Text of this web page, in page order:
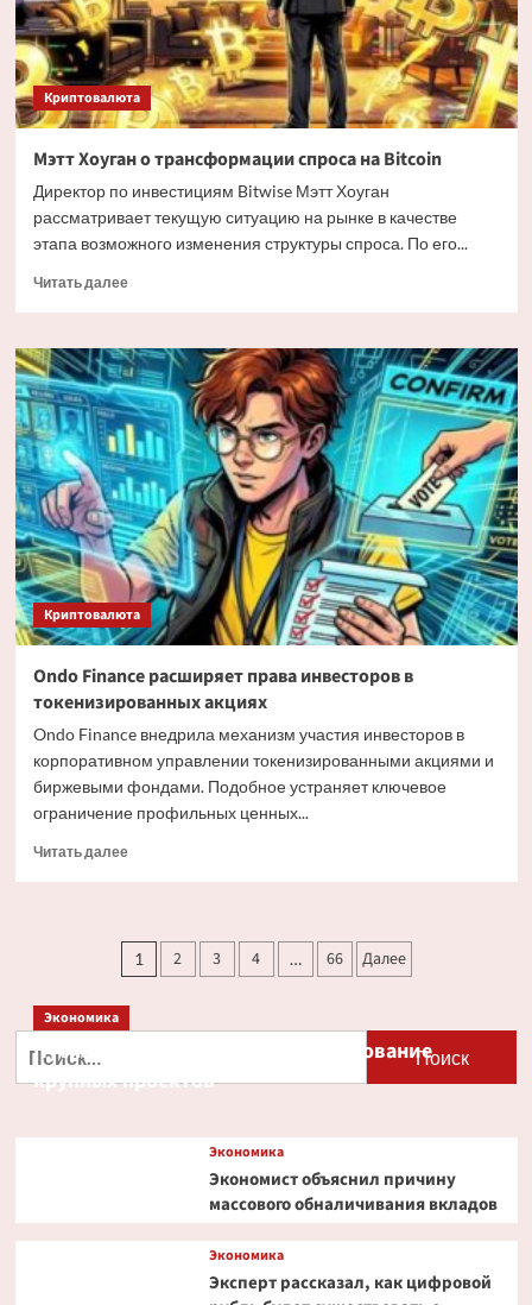
года
Криптовалюта
Мэтт Хоуган о трансформации спроса на Bitcoin
Директор по инвестициям Bitwise Мэтт Хоуган
рассматривает текущую ситуацию на рынке в качестве
этапа возможного изменения структуры спроса. По его...
Читать далееПрочитать
Мэтт
Хоуган
о
трансформации
спроса
на
Bitcoin
Криптовалюта
Ondo Finance расширяет права инвесторов в
токенизированных акциях
Ondo Finance внедрила механизм участия инвесторов в
корпоративном управлении токенизированными акциями и
биржевыми фондами. Подобное устраняет ключевое
ограничение профильных ценных...
Читать далееПрочитать
Finance
расширяет
инвесторов
в
Пагинация
записей
1 2 3 4 … 66 Далее
Экономика
Путин и Костин обсудили кредитование
крупных проектов
Экономика
Экономист объяснил причину
массового обналичивания вкладов
Экономика
Эксперт рассказал, как цифровой